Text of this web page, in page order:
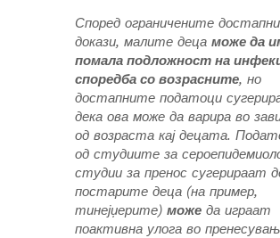
Според ограничените достапни
докази, малите деца може да
помала подложност на
споредба со возрасните, но
достапните податоци
дека ова може да варира во
од возраста кај децата.
од студиите за
студии за пренос сугерираат
постарите деца (на пример,
тинејџерите) може да играат
поактивна улога во